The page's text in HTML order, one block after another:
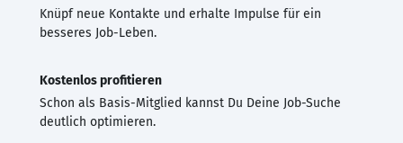
Knüpf neue Kontakte und erhalte Impulse für ein
besseres Job-Leben.
Kostenlos profitieren
Schon als Basis-Mitglied kannst Du Deine Job-Suche
deutlich optimieren.